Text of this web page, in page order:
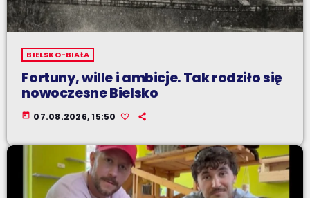
BIELSKO-BIAŁA
Fortuny, wille i ambicje. Tak rodziło się
nowoczesne Bielsko
today 07.08.2026, 15:50